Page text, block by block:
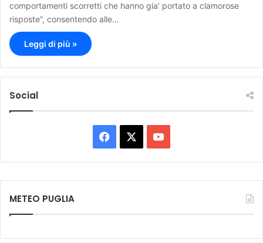
comportamenti scorretti che hanno gia’ portato a clamorose
risposte”, consentendo alle…
Leggi di più »
Social
a
c
o
u
METEO PUGLIA